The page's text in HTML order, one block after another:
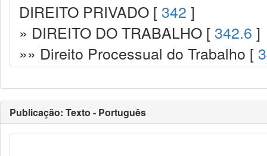
DIREITO PRIVADO [ 342 ]
» DIREITO DO TRABALHO [ 342.6 ]
»» Direito Processual do Trabalho [
Publicação: Texto - Português